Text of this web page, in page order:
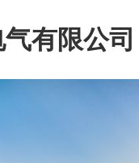
有限公司